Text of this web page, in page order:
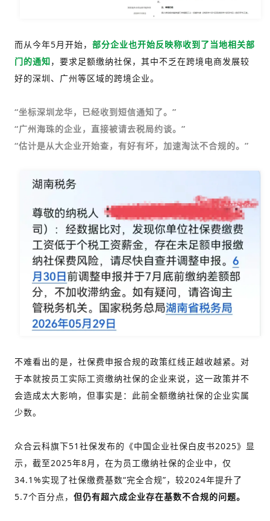
而从今年5月开始， 部分企业也开始反映称收到了当地相关部
门的通知，要求足额缴纳社保，其中不乏在跨境电商发展较
好的深圳、广州等区域的跨境企业。
“坐标深圳龙华，已经收到短信通知了。”
“广州海珠的企业，直接被请去税局约谈。”
“估计是从大企业开始查，有好有坏，加速淘汰不合规的。”
不难看出的是，社保费申报合规的政策红线正越收越紧。对
于本就按员工实际工资缴纳社保的企业来说，这一政策并不
会造成太大影响，但事实是：此前全额缴纳社保的企业实属
少数。
众合云科旗下51社保发布的《中国企业社保白皮书2025》显
示，截至2025年8月，在为员工缴纳社保的企业中，仅
34.1%实现了社保缴费基数“完全合规”，较2024年提升了
5.7个百分点， 但仍有超六成企业存在基数不合规的问题。